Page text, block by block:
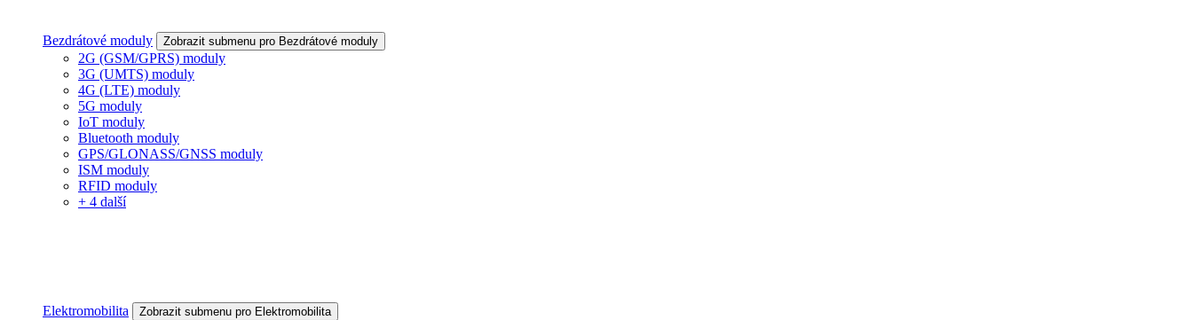
Bezdrátové moduly Zobrazit submenu pro Bezdrátové moduly
2G (GSM/GPRS) moduly
3G (UMTS) moduly
4G (LTE) moduly
5G moduly
IoT moduly
Bluetooth moduly
GPS/GLONASS/GNSS moduly
ISM moduly
RFID moduly
+ 4 další
Elektromobilita Zobrazit submenu pro Elektromobilita